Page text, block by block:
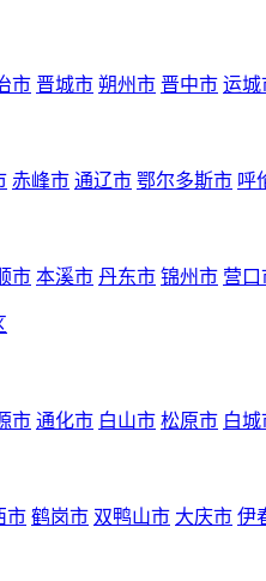
市 晋城市 朔州市 晋中市 运城
赤峰市 通辽市 鄂尔多斯市 呼
市 本溪市 丹东市 锦州市 营口
市 通化市 白山市 松原市 白城
市 鹤岗市 双鸭山市 大庆市 伊